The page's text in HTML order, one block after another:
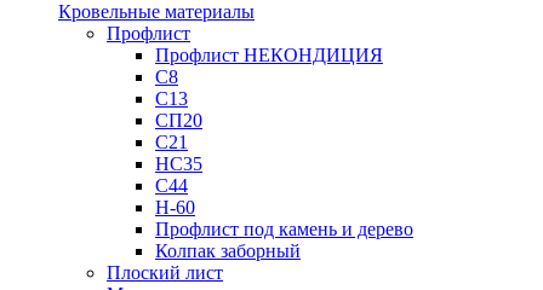
Кровельные материалы
Профлист
Профлист НЕКОНДИЦИЯ
С8
С13
СП20
С21
НС35
С44
Н-60
Профлист под камень и дерево
Колпак заборный
Плоский лист